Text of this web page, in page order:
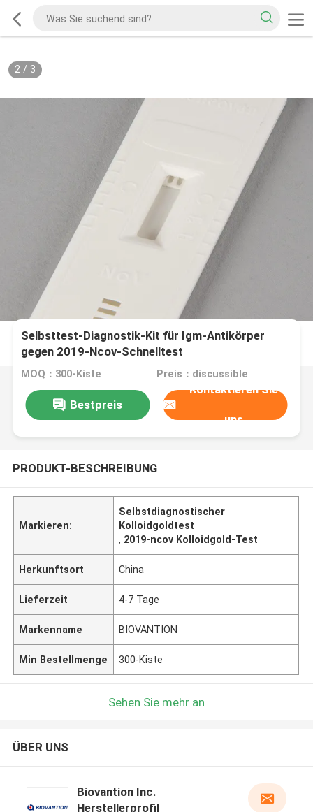
2/ 3
Selbsttest-Diagnostik-Kit für Igm-Antikörper
gegen 2019-Ncov-Schnelltest
MOQ：300-Kiste Preis：discussible
Bestpreis
Kontaktieren Sie
uns
PRODUKT-BESCHREIBUNG
Markieren:
Selbstdiagnostischer
Kolloidgoldtest
, 2019-ncov Kolloidgold-Test
Herkunftsort China
Lieferzeit 4-7 Tage
Markenname BIOVANTION
Min Bestellmenge 300-Kiste
Sehen Sie mehr an
ÜBER UNS
Biovantion Inc.
Herstellerprofil